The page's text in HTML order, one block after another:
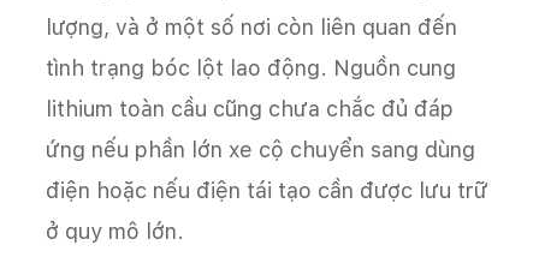
lượng, và ở một số nơi còn liên quan đến
tình trạng bóc lột lao động. Nguồn cung
lithium toàn cầu cũng chưa chắc đủ đáp
ứng nếu phần lớn xe cộ chuyển sang dùng
điện hoặc nếu điện tái tạo cần được lưu trữ
ở quy mô lớn.